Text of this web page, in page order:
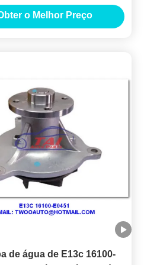
em boas condições
o Melhor Preço
de água de E13c 16100-